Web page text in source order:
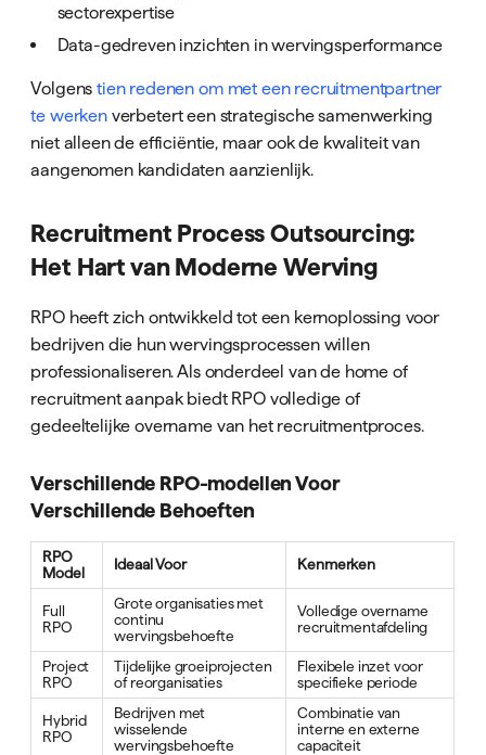
sectorexpertise
Data-gedreven inzichten in wervingsperformance
Volgenstien redenen om met een recruitmentpartner
te werkenverbetert een strategische samenwerking
niet alleen de efficiëntie, maar ook de kwaliteit van
aangenomen kandidaten aanzienlijk.
Recruitment Process Outsourcing:
Het Hart van Moderne Werving
RPO heeft zich ontwikkeld tot een kernoplossing voor
bedrijven die hun wervingsprocessen willen
professionaliseren. Als onderdeel van de home of
recruitment aanpak biedt RPO volledige of
gedeeltelijke overname van het recruitmentproces.
Verschillende RPO-modellen Voor
Verschillende Behoeften
RPO
Model
Ideaal Voor Kenmerken
Full
RPO
Grote organisaties met
continu
wervingsbehoefte
Volledige overname
recruitmentafdeling
Project
RPO
Tijdelijke groeiprojecten
of reorganisaties
Flexibele inzet voor
specifieke periode
Hybrid
RPO
Bedrijven met
wisselende
wervingsbehoefte
Combinatie van
interne en externe
capaciteit